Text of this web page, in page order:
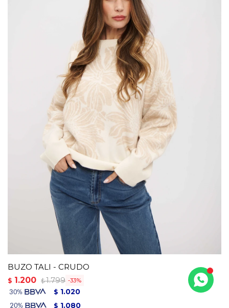
BUZO TALI - CRUDO
$ 1.200 $ 1.799 33
$ 1.020
$ 1.080